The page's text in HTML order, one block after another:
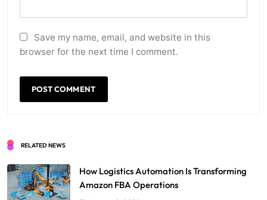
Save my name, email, and website in this
browser for the next time I comment.
RELATED NEWS
How Logistics Automation Is Transforming
Amazon FBA Operations